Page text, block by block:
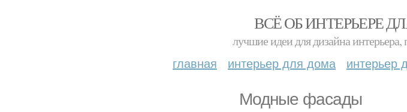
ВСЁ ОБ ИНТЕРЬЕРЕ
лучшие идеи для дизайна интерьера,
главная интерьер для дома интерьер
Модные фасады